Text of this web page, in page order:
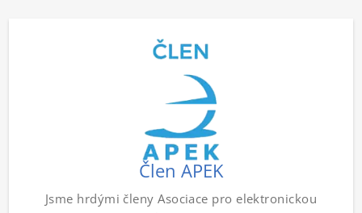
Člen APEK
Jsme hrdými členy Asociace pro elektronickou